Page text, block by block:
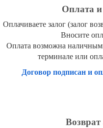
Оплата
Оплачиваете залог (залог
Вносите
Оплата возможна
терминале или
Договор подписан и